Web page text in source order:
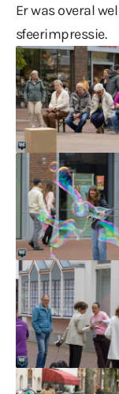
Er was overal
sfeerimpressie.